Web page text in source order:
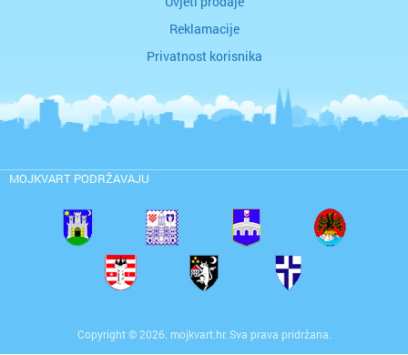
Reklamacije
Privatnost korisnika
MOJKVART PODRŽAVAJU
Copyright © 2026. mojkvart.hr. Sva prava pridržana.